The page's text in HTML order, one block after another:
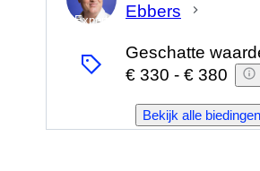
Expert
Ebbers
Geschatte
€ 330 - € 380
Bekijk alle